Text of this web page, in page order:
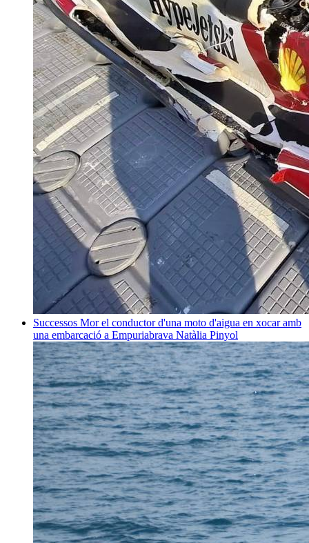
Successos Mor el conductor d'una moto d'aigua en xocar amb
una embarcació a Empuriabrava Natàlia Pinyol